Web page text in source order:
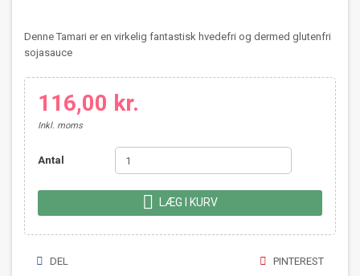
Denne Tamari er en virkelig fantastisk hvedefri og dermed glutenfri
sojasauce
116,00 kr.
Inkl. moms
Antal
 LÆG I KURV
DEL PINTEREST